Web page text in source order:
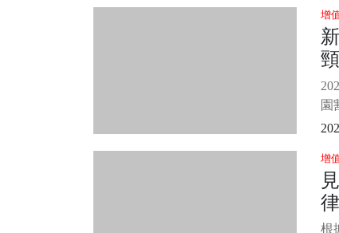
犯
內
雷
增
園
學
成
式
害
增
根